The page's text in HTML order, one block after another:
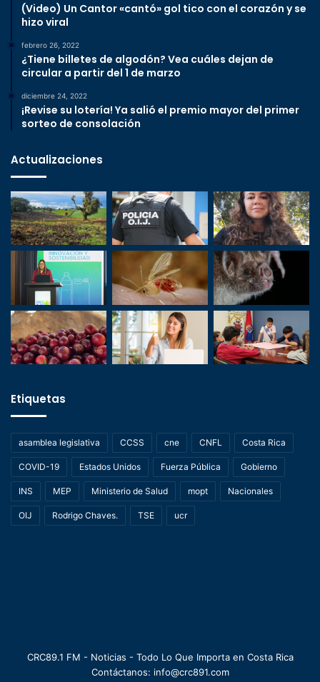
(Video) Un Cantor «cantó» gol tico con el corazón y se
hizo viral
febrero 26, 2022
¿Tiene billetes de algodón? Vea cuáles dejan de
circular a partir del 1 de marzo
diciembre 24, 2022
¡Revise su lotería! Ya salió el premio mayor del primer
sorteo de consolación
Actualizaciones
Etiquetas
asamblea legislativa CCSS cne CNFL Costa Rica
COVID-19 Estados Unidos Fuerza Pública Gobierno
INS MEP Ministerio de Salud mopt Nacionales
OIJ Rodrigo Chaves. TSE ucr
CRC89.1 FM - Noticias - Todo Lo Que Importa en Costa Rica
Contáctanos: info@crc891.com